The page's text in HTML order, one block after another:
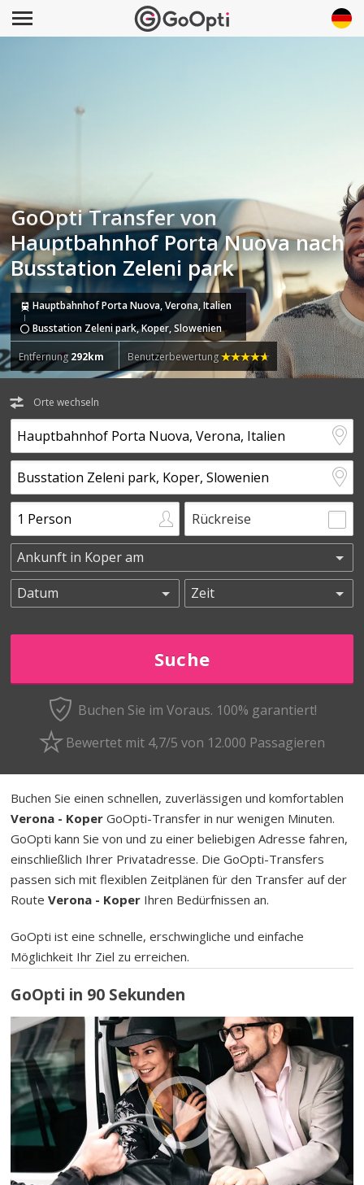
GoOpti Transfer von
Hauptbahnhof Porta Nuova nach
Busstation Zeleni park
Hauptbahnhof Porta Nuova, Verona, Italien
Busstation Zeleni park, Koper, Slowenien
Entfernung 292km Benutzerbewertung
Orte wechseln
Rückreise
Buchen Sie im Voraus. 100% garantiert!
Bewertet mit 4,7/5 von 12.000 Passagieren
Buchen Sie einen schnellen, zuverlässigen und komfortablen
Verona - Koper GoOpti-Transfer in nur wenigen Minuten.
GoOpti kann Sie von und zu einer beliebigen Adresse fahren,
einschließlich Ihrer Privatadresse. Die GoOpti-Transfers
passen sich mit flexiblen Zeitplänen für den Transfer auf der
RouteVerona - Koper Ihren Bedürfnissen an.
GoOpti ist eine schnelle, erschwingliche und einfache
Möglichkeit Ihr Ziel zu erreichen.
GoOpti in 90 Sekunden